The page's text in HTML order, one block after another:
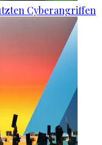
Cyberangriffen